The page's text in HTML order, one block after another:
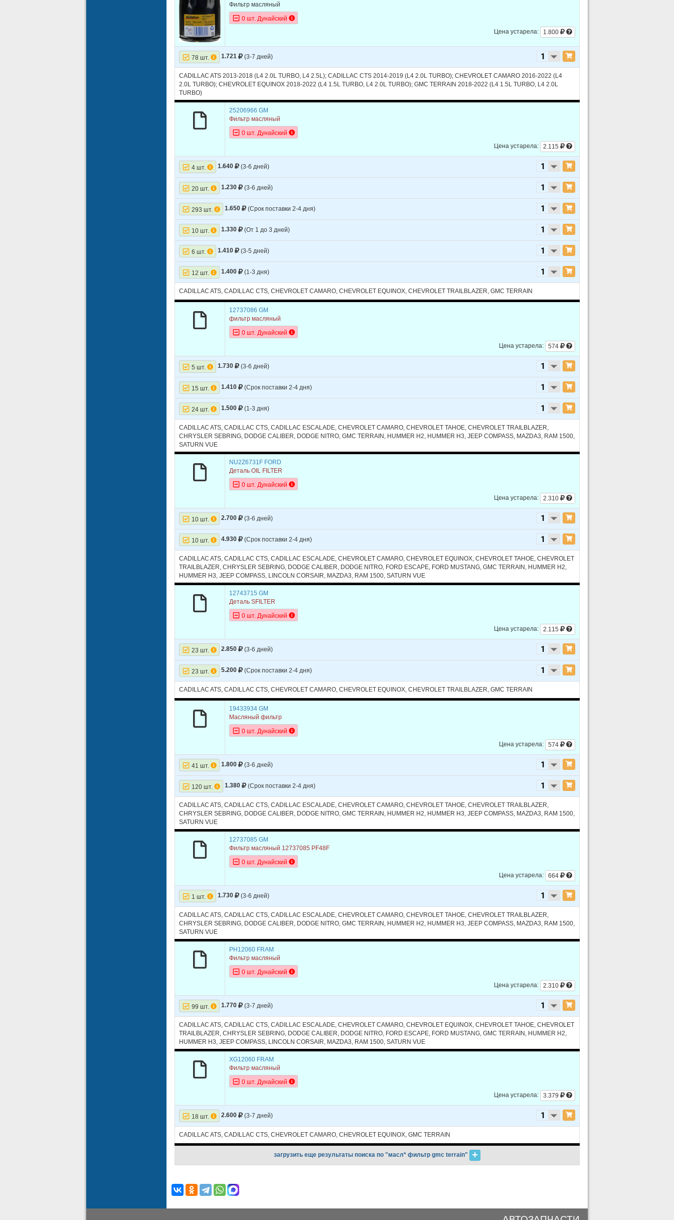
Фильтр масляный
0 шт. Дунайский
Цена устарела:
1.800
78 шт. 1.721 (3-7 дней)
CADILLAC ATS 2013-2018 (L4 2.0L TURBO, L4 2.5L); CADILLAC CTS 2014-2019 (L4 2.0L TURBO); CHEVROLET CAMARO 2016-2022 (L4
2.0L TURBO); CHEVROLET EQUINOX 2018-2022 (L4 1.5L TURBO, L4 2.0L TURBO); GMC TERRAIN 2018-2022 (L4 1.5L TURBO, L4 2.0L
TURBO)
25206966 GM
Фильтр масляный
0 шт. Дунайский
Цена устарела:
2.115
4 шт. 1.640 (3-6 дней)
20 шт. 1.230 (3-6 дней)
293 шт. 1.650 (Срок поставки 2-4 дня)
10 шт. 1.330 (От 1 до 3 дней)
6 шт. 1.410 (3-5 дней)
12 шт. 1.400 (1-3 дня)
CADILLAC ATS, CADILLAC CTS, CHEVROLET CAMARO, CHEVROLET EQUINOX, CHEVROLET TRAILBLAZER, GMC TERRAIN
12737086 GM
фильтр масляный
0 шт. Дунайский
Цена устарела:
574
5 шт. 1.730 (3-6 дней)
15 шт. 1.410 (Срок поставки 2-4 дня)
24 шт. 1.500 (1-3 дня)
CADILLAC ATS, CADILLAC CTS, CADILLAC ESCALADE, CHEVROLET CAMARO, CHEVROLET TAHOE, CHEVROLET TRAILBLAZER,
CHRYSLER SEBRING, DODGE CALIBER, DODGE NITRO, GMC TERRAIN, HUMMER H2, HUMMER H3, JEEP COMPASS, MAZDA3, RAM 1500,
SATURN VUE
NU2Z6731F FORD
Деталь OIL FILTER
0 шт. Дунайский
Цена устарела:
2.310
10 шт. 2.700 (3-6 дней)
10 шт. 4.930 (Срок поставки 2-4 дня)
CADILLAC ATS, CADILLAC CTS, CADILLAC ESCALADE, CHEVROLET CAMARO, CHEVROLET EQUINOX, CHEVROLET TAHOE, CHEVROLET
TRAILBLAZER, CHRYSLER SEBRING, DODGE CALIBER, DODGE NITRO, FORD ESCAPE, FORD MUSTANG, GMC TERRAIN, HUMMER H2,
HUMMER H3, JEEP COMPASS, LINCOLN CORSAIR, MAZDA3, RAM 1500, SATURN VUE
12743715 GM
Деталь SFILTER
0 шт. Дунайский
Цена устарела:
2.115
23 шт. 2.850 (3-6 дней)
23 шт. 5.200 (Срок поставки 2-4 дня)
CADILLAC ATS, CADILLAC CTS, CHEVROLET CAMARO, CHEVROLET EQUINOX, CHEVROLET TRAILBLAZER, GMC TERRAIN
19433934 GM
Масляный фильтр
0 шт. Дунайский
Цена устарела:
574
41 шт. 1.800 (3-6 дней)
120 шт. 1.380 (Срок поставки 2-4 дня)
CADILLAC ATS, CADILLAC CTS, CADILLAC ESCALADE, CHEVROLET CAMARO, CHEVROLET TAHOE, CHEVROLET TRAILBLAZER,
CHRYSLER SEBRING, DODGE CALIBER, DODGE NITRO, GMC TERRAIN, HUMMER H2, HUMMER H3, JEEP COMPASS, MAZDA3, RAM 1500,
SATURN VUE
12737085 GM
Фильтр масляный 12737085 PF48F
0 шт. Дунайский
Цена устарела:
664
1 шт. 1.730 (3-6 дней)
CADILLAC ATS, CADILLAC CTS, CADILLAC ESCALADE, CHEVROLET CAMARO, CHEVROLET TAHOE, CHEVROLET TRAILBLAZER,
CHRYSLER SEBRING, DODGE CALIBER, DODGE NITRO, GMC TERRAIN, HUMMER H2, HUMMER H3, JEEP COMPASS, MAZDA3, RAM 1500,
SATURN VUE
PH12060 FRAM
Фильтр масляный
0 шт. Дунайский
Цена устарела:
2.310
99 шт. 1.770 (3-7 дней)
CADILLAC ATS, CADILLAC CTS, CADILLAC ESCALADE, CHEVROLET CAMARO, CHEVROLET EQUINOX, CHEVROLET TAHOE, CHEVROLET
TRAILBLAZER, CHRYSLER SEBRING, DODGE CALIBER, DODGE NITRO, FORD ESCAPE, FORD MUSTANG, GMC TERRAIN, HUMMER H2,
HUMMER H3, JEEP COMPASS, LINCOLN CORSAIR, MAZDA3, RAM 1500, SATURN VUE
XG12060 FRAM
Фильтр масляный
0 шт. Дунайский
Цена устарела:
3.379
18 шт. 2.600 (3-7 дней)
CADILLAC ATS, CADILLAC CTS, CHEVROLET CAMARO, CHEVROLET EQUINOX, GMC TERRAIN
загрузить еще результаты поиска по "масл* фильтр gmc terrain"